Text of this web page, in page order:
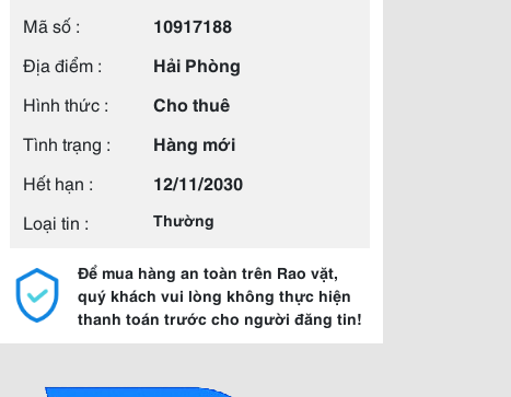
Mã số :
10917188
Địa điểm :
Hải Phòng
Hình thức :
Cho thuê
Tình trạng :
Hàng mới
Hết hạn :
12/11/2030
Loại tin :
Thường
Để mua hàng an toàn trên Rao vặt,
quý khách vui lòng không thực hiện
thanh toán trước cho người đăng tin!